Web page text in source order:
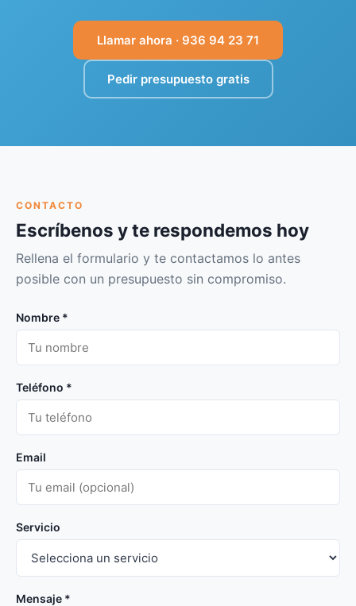
Llamar ahora · 936 94 23 71
Pedir presupuesto gratis
CONTACTO
Escríbenos y te respondemos hoy
Rellena el formulario y te contactamos lo antes
posible con un presupuesto sin compromiso.
Nombre *
Teléfono *
Email
Servicio
Mensaje *